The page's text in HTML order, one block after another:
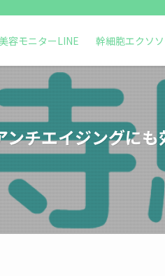
容モニターLINE 幹細胞エクソ
チエイジングに